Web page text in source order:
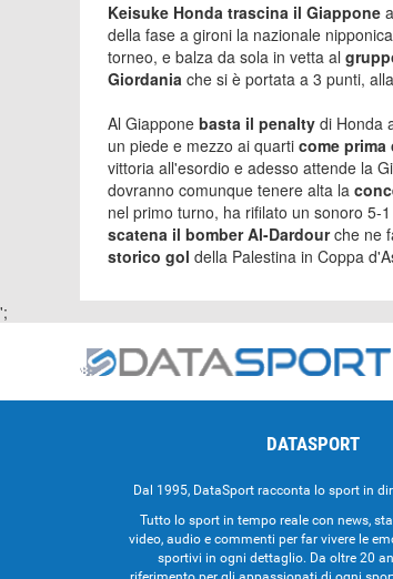
Keisuke Honda trascina il Giappone
della fase a gironi la nazionale
torneo, e balza da sola in vetta al
Giordania che si è portata a 3 punti,
Al Giappone basta il penalty di Honda
un piede e mezzo ai quarti come
vittoria all'esordio e adesso attende la
dovranno comunque tenere alta la
nel primo turno, ha rifilato un sonoro 5-
scatena il bomber Al-Dardourche ne
storico gol della Palestina in Coppa
';
DATASPORT
Dal 1995, DataSport racconta lo sport in
Tutto lo sport in tempo reale con news,
video, audio e commenti per far vivere le
sportivi in ogni dettaglio. Da oltre 20